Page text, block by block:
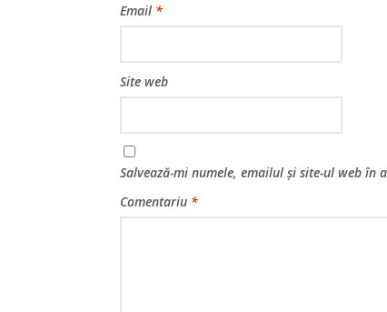
Email *
Site web
Salvează-mi numele, emailul și site-ul web
Comentariu *